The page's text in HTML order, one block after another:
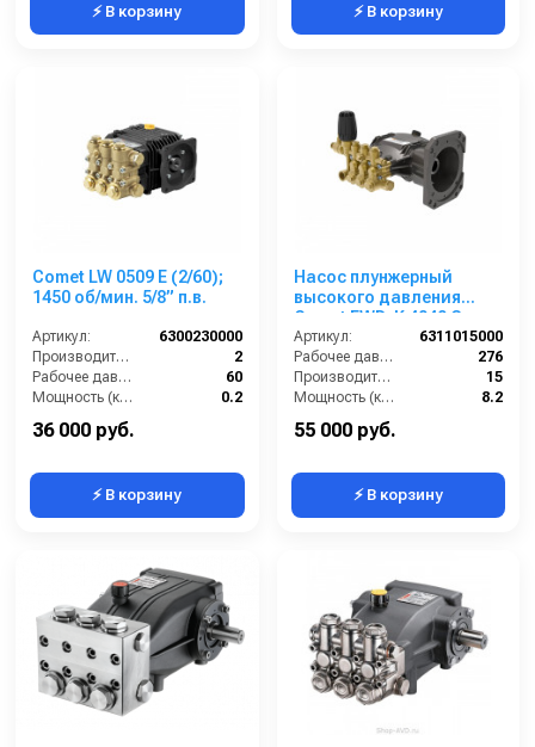
⚡ В корзину ⚡ В корзину
Comet LW 0509 E (2/60);
1450 об/мин. 5/8” п.в.
Артикул:
6300230000
Производительность (л/мин):
2
Рабочее давление (бар):
60
Мощность (кВт):
0.2
36 000 руб.
⚡ В корзину
Насос плунжерный
высокого давления
Comet EWD-K 4040 G
(15/276) 3400 об/мин.Ø
1”п.в.
Артикул:
6311015000
Рабочее давление (бар):
276
Производительность (л/мин):
15
Мощность (кВт):
8.2
55 000 руб.
⚡ В корзину